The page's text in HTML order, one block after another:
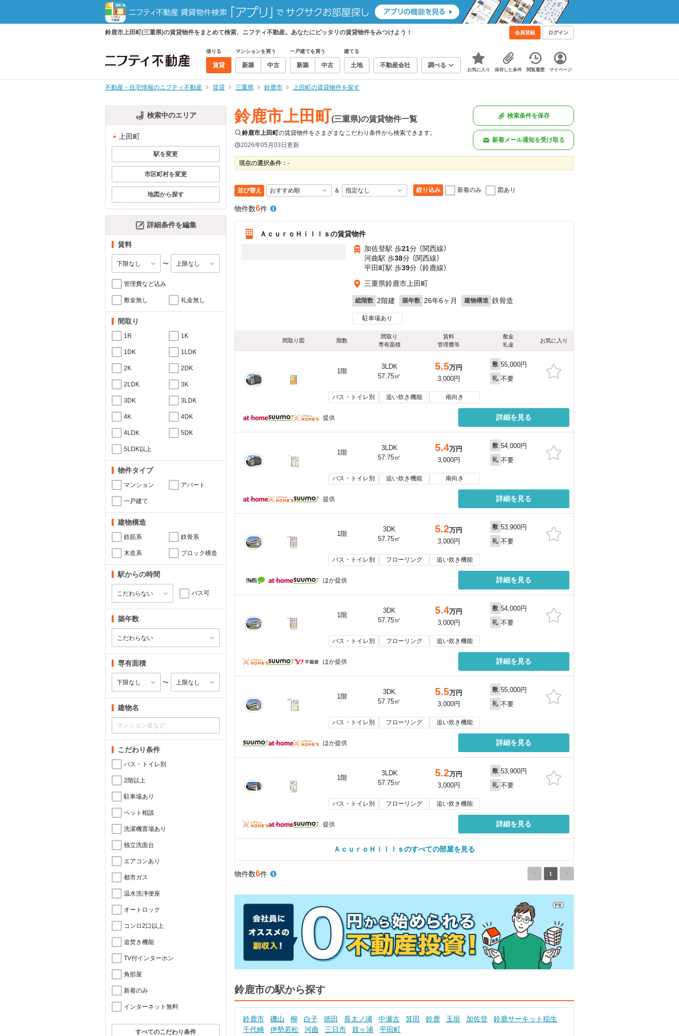
鈴鹿市上田町(三重県)の賃貸物件をまとめて検索、ニフティ不動産。あなたにピッタリの賃貸物件をみつけよう！ 会員登録 ログイン
借りる
賃貸
マンションを買う
新築 中古
一戸建てを買う
新築 中古
建てる
土地 不動産会社 調べる
お気に入り 保存した条件 閲覧履歴 マイページ
不動産・住宅情報のニフティ不動産 賃貸 三重県 鈴鹿市 上田町の賃貸物件を探す
検索中のエリア
上田町
駅を変更
市区町村を変更
地図から探す
詳細条件を編集
賃料
〜
管理費など込み
敷金無し 礼金無し
間取り
1R 1K
1DK 1LDK
2K 2DK
2LDK 3K
3DK 3LDK
4K 4DK
4LDK 5DK
5LDK以上
物件タイプ
マンション アパート
一戸建て
建物構造
鉄筋系 鉄骨系
木造系 ブロック構造
駅からの時間
バス可
築年数
専有面積
〜
建物名
こだわり条件
バス・トイレ別
2階以上
駐車場あり
ペット相談
洗濯機置場あり
独立洗面台
エアコンあり
都市ガス
温水洗浄便座
オートロック
コンロ2口以上
追焚き機能
TV付インターホン
角部屋
新着のみ
インターネット無料
すべてのこだわり条件
鈴鹿市上田町(三重県)の賃貸物件一覧
鈴鹿市上田町の賃貸物件をさまざまなこだわり条件から検索できます。
2026年05月03日更新
検索条件を保存
新着メール通知を受け取る
現在の選択条件： -
並び替え ＆ 絞り込み 新着のみ 図あり
物件数6件
ＡｃｕｒｏＨｉｌｌｓの賃貸物件
加佐登駅 歩21分 （関西線）
河曲駅 歩38分 （関西線）
平田町駅 歩39分 （鈴鹿線）
三重県鈴鹿市上田町
総階数 2階建 築年数 26年6ヶ月 建物構造 鉄骨造
駐車場あり
間取り図 階数
間取り
専有面積
賃料
管理費等
敷金
礼金
お気に入り
1階
3LDK
57.75㎡
5.5万円
3,000円
敷 55,000円
礼 不要
バス・トイレ別 追い炊き機能 南向き
提供 詳細を見る
1階
3LDK
57.75㎡
5.4万円
3,000円
敷 54,000円
礼 不要
バス・トイレ別 追い炊き機能 南向き
提供 詳細を見る
1階
3DK
57.75㎡
5.2万円
3,000円
敷 53,900円
礼 不要
バス・トイレ別 フローリング 追い炊き機能
ほか提供 詳細を見る
1階
3DK
57.75㎡
5.4万円
3,000円
敷 54,000円
礼 不要
バス・トイレ別 フローリング 追い炊き機能
ほか提供 詳細を見る
1階
3DK
57.75㎡
5.5万円
3,000円
敷 55,000円
礼 不要
バス・トイレ別 フローリング 追い炊き機能
ほか提供 詳細を見る
1階
3LDK
57.75㎡
5.2万円
3,000円
敷 53,900円
礼 不要
バス・トイレ別 フローリング 追い炊き機能
提供 詳細を見る
ＡｃｕｒｏＨｉｌｌｓのすべての部屋を見る
物件数6件 < 1 >
鈴鹿市の駅から探す
鈴鹿市 磯山 柳 白子 徳田 長太ノ浦 中瀬古 箕田 鈴鹿 玉垣 加佐登
鈴鹿サーキット稲生
千代崎
伊勢若松 河曲 三日市 鼓ヶ浦 平田町